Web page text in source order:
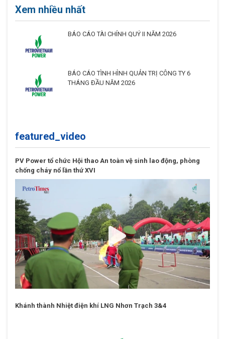
Xem nhiều nhất
BÁO CÁO TÀI CHÍNH QUÝ II NĂM 2026
BÁO CÁO TÌNH HÌNH QUẢN TRỊ CÔNG TY 6
THÁNG ĐẦU NĂM 2026
featured_video
PV Power tổ chức Hội thao An toàn vệ sinh lao động, phòng
chống cháy nổ lần thứ XVI
Khánh thành Nhiệt điện khí LNG Nhơn Trạch 3&4